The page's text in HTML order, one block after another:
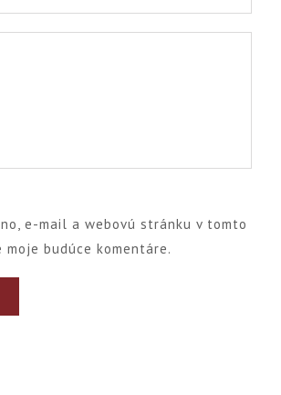
e-mail a webovú stránku v tomto
budúce komentáre.